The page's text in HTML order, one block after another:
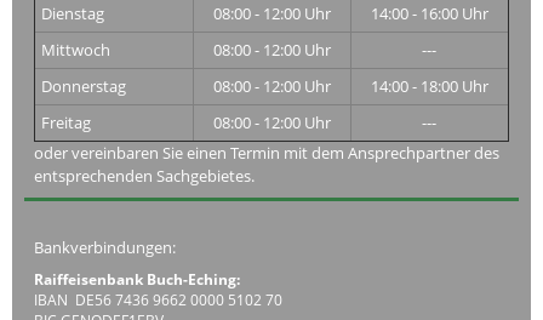
Dienstag
08:00 - 12:00 Uhr
14:00 - 16:00 Uhr
Mittwoch
08:00 - 12:00 Uhr
---
Donnerstag
08:00 - 12:00 Uhr
14:00 - 18:00 Uhr
Freitag
08:00 - 12:00 Uhr
---
oder vereinbaren Sie einen Termin mit dem Ansprechpartner des
entsprechenden Sachgebietes.
Bankverbindungen:
Raiffeisenbank Buch-Eching:
IBAN DE56 7436 9662 0000 5102 70